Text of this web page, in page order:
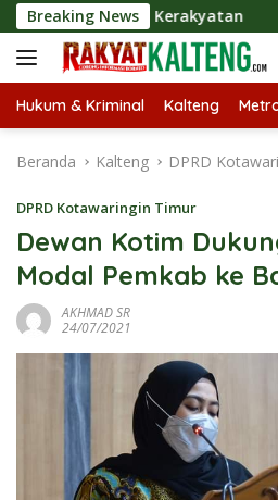
Langsung
ke
konten
Breaking News
Kerakyatan Dina
Hukum & Kriminal Kalteng
Beranda Kalteng DPRD
DPRD Kotawaringin Timur
Dewan Kotim
Modal Pemkab ke
AKHMAD SR
24/07/2021